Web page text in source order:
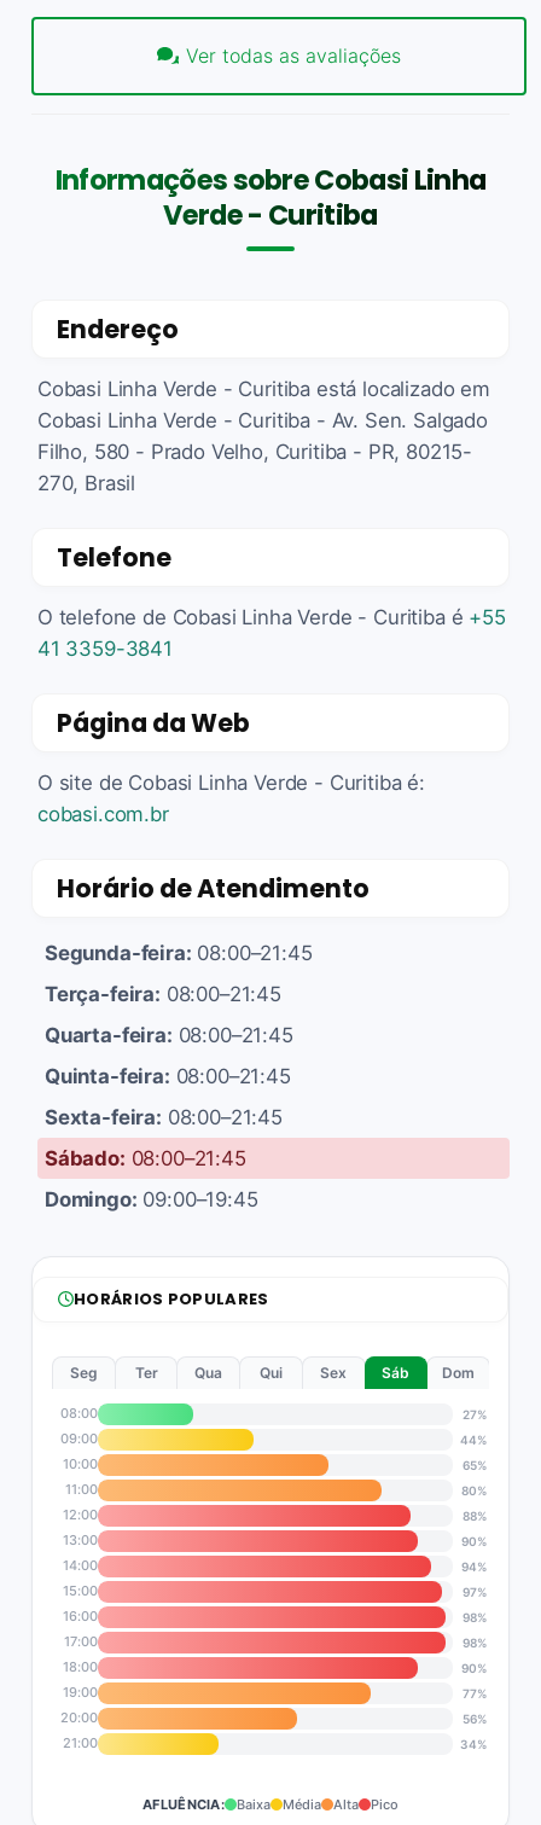
Ver todas as avaliações
Informações sobre Cobasi Linha
Verde - Curitiba
Endereço
Cobasi Linha Verde - Curitiba está localizado em
Cobasi Linha Verde - Curitiba - Av. Sen. Salgado
Filho, 580 - Prado Velho, Curitiba - PR, 80215-
270, Brasil
Telefone
O telefone de Cobasi Linha Verde - Curitiba é +55
41 3359-3841
Página da Web
O site de Cobasi Linha Verde - Curitiba é:
cobasi.com.br
Horário de Atendimento
Segunda-feira: 08:00–21:45
Terça-feira: 08:00–21:45
Quarta-feira: 08:00–21:45
Quinta-feira: 08:00–21:45
Sexta-feira: 08:00–21:45
Sábado: 08:00–21:45
Domingo: 09:00–19:45
HORÁRIOS POPULARES
Seg Ter Qua Qui Sex Sáb Dom
08:00 27%
09:00 44%
10:00 65%
11:00 80%
12:00 88%
13:00 90%
14:00 94%
15:00 97%
16:00 98%
17:00 98%
18:00 90%
19:00 77%
20:00 56%
21:00 34%
AFLUÊNCIA: Baixa Média Alta Pico